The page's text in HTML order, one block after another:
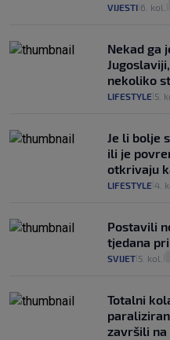
VIJESTI 6. kol.
Nekad ga
nekoliko
LIFESTYLE 5.
Je li bolje
ili je
otkrivaju
LIFESTYLE 4.
Postavili
tjedana
SVIJET 5. kol.
Totalni
završili na